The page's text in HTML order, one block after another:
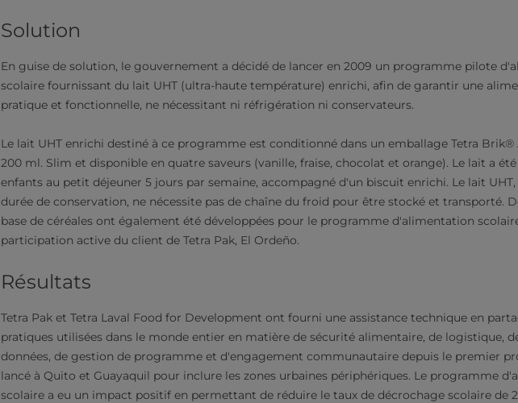
Solution
En guise de solution, le gouvernement a décidé de lancer en 2009 un programme pilote
scolaire fournissant du lait UHT (ultra-haute température) enrichi, afin de garantir une
pratique et fonctionnelle, ne nécessitant ni réfrigération ni conservateurs.
Le lait UHT enrichi destiné à ce programme est conditionné dans un emballage Tetra Brik®
200 ml. Slim et disponible en quatre saveurs (vanille, fraise, chocolat et orange). Le lait a
enfants au petit déjeuner 5 jours par semaine, accompagné d'un biscuit enrichi. Le lait
durée de conservation, ne nécessite pas de chaîne du froid pour être stocké et transporté.
base de céréales ont également été développées pour le programme d'alimentation
participation active du client de Tetra Pak, El Ordeño.
Résultats
Tetra Pak et Tetra Laval Food for Development ont fourni une assistance technique en
pratiques utilisées dans le monde entier en matière de sécurité alimentaire, de logistique,
données, de gestion de programme et d'engagement communautaire depuis le premier
lancé à Quito et Guayaquil pour inclure les zones urbaines périphériques. Le programme
scolaire a eu un impact positif en permettant de réduire le taux de décrochage scolaire de